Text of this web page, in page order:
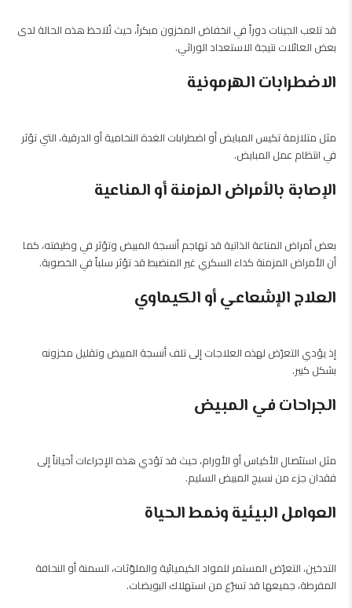
قد تلعب الجينات دوراً في انخفاض المخزون مبكراً، حيث تُلاحظ هذه الحالة لدى
بعض العائلات نتيجة الاستعداد الوراثي.
الاضطرابات الهرمونية
مثل متلازمة تكيس المبايض أو اضطرابات الغدة النخامية أو الدرقية، التي تؤثر
في انتظام عمل المبايض.
الإصابة بالأمراض المزمنة أو المناعية
بعض أمراض المناعة الذاتية قد تهاجم أنسجة المبيض وتؤثر في وظيفته، كما
أن الأمراض المزمنة كداء السكري غير المنضبط قد تؤثر سلباً في الخصوبة.
العلاج الإشعاعي أو الكيماوي
إذ يؤدي التعرّض لهذه العلاجات إلى تلف أنسجة المبيض وتقليل مخزونه
بشكل كبير.
الجراحات في المبيض
مثل استئصال الأكياس أو الأورام، حيث قد تؤدي هذه الإجراءات أحياناً إلى
فقدان جزء من نسيج المبيض السليم.
العوامل البيئية ونمط الحياة
التدخين، التعرّض المستمر للمواد الكيميائية والملوّثات، السمنة أو النحافة
المفرطة، جميعها قد تسرّع من استهلاك البويضات.